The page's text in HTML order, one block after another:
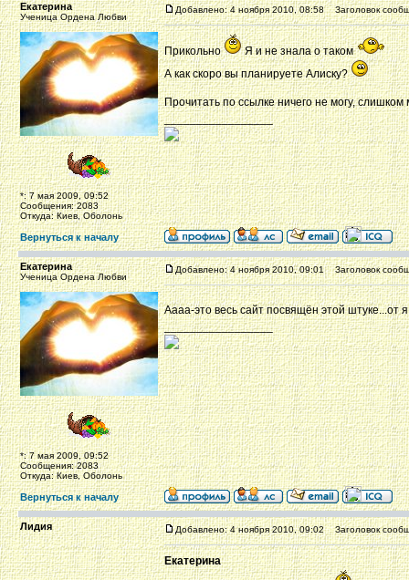
Екатерина
Ученица Ордена Любви
*: 7 мая 2009, 09:52
Сообщения: 2083
Откуда: Киев, Оболонь
Добавлено: 4 ноября 2010, 08:58 Заголовок
Прикольно
Я и не знала о таком
А как скоро вы планируете Алиску?
Прочитать по ссылке ничего не могу, слишком
_________________
Вернуться к началу
Екатерина
Ученица Ордена Любви
*: 7 мая 2009, 09:52
Сообщения: 2083
Откуда: Киев, Оболонь
Добавлено: 4 ноября 2010, 09:01 Заголовок
Аааа-это весь сайт посвящён этой штуке...от
_________________
Вернуться к началу
Лидия Добавлено: 4 ноября 2010, 09:02 Заголовок
Екатерина